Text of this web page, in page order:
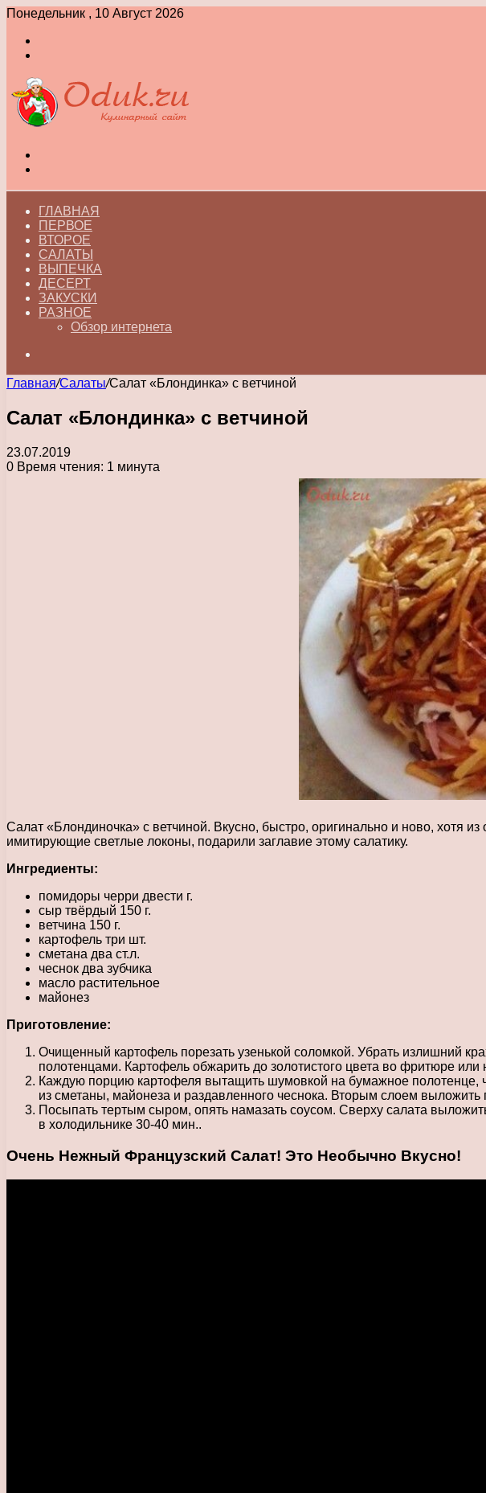
Понедельник , 10 Август 2026
ГЛАВНАЯ
ПЕРВОЕ
ВТОРОЕ
САЛАТЫ
ВЫПЕЧКА
ДЕСЕРТ
ЗАКУСКИ
РАЗНОЕ
Обзор интернета
Главная/Салаты/Салат «Блондинка» с ветчиной
Салат «Блондинка» с ветчиной
23.07.2019
0 Время чтения: 1 минута
Салат «Блондиночка» с ветчиной. Вкусно, быстро, оригинально и ново, хотя
имитирующие светлые локоны, подарили заглавие этому салатику.
Ингредиенты:
помидоры черри двести г.
сыр твёрдый 150 г.
ветчина 150 г.
картофель три шт.
сметана два ст.л.
чеснок два зубчика
масло растительное
майонез
Приготовление:
Очищенный картофель порезать узенькой соломкой. Убрать излишний
полотенцами. Картофель обжарить до золотистого цвета во фритюре
Каждую порцию картофеля вытащить шумовкой на бумажное полотенце,
из сметаны, майонеза и раздавленного чеснока. Вторым слоем выложить
Посыпать тертым сыром, опять намазать соусом. Сверху салата
в холодильнике 30-40 мин..
Очень Нежный Французский Салат! Это Необычно Вкусно!